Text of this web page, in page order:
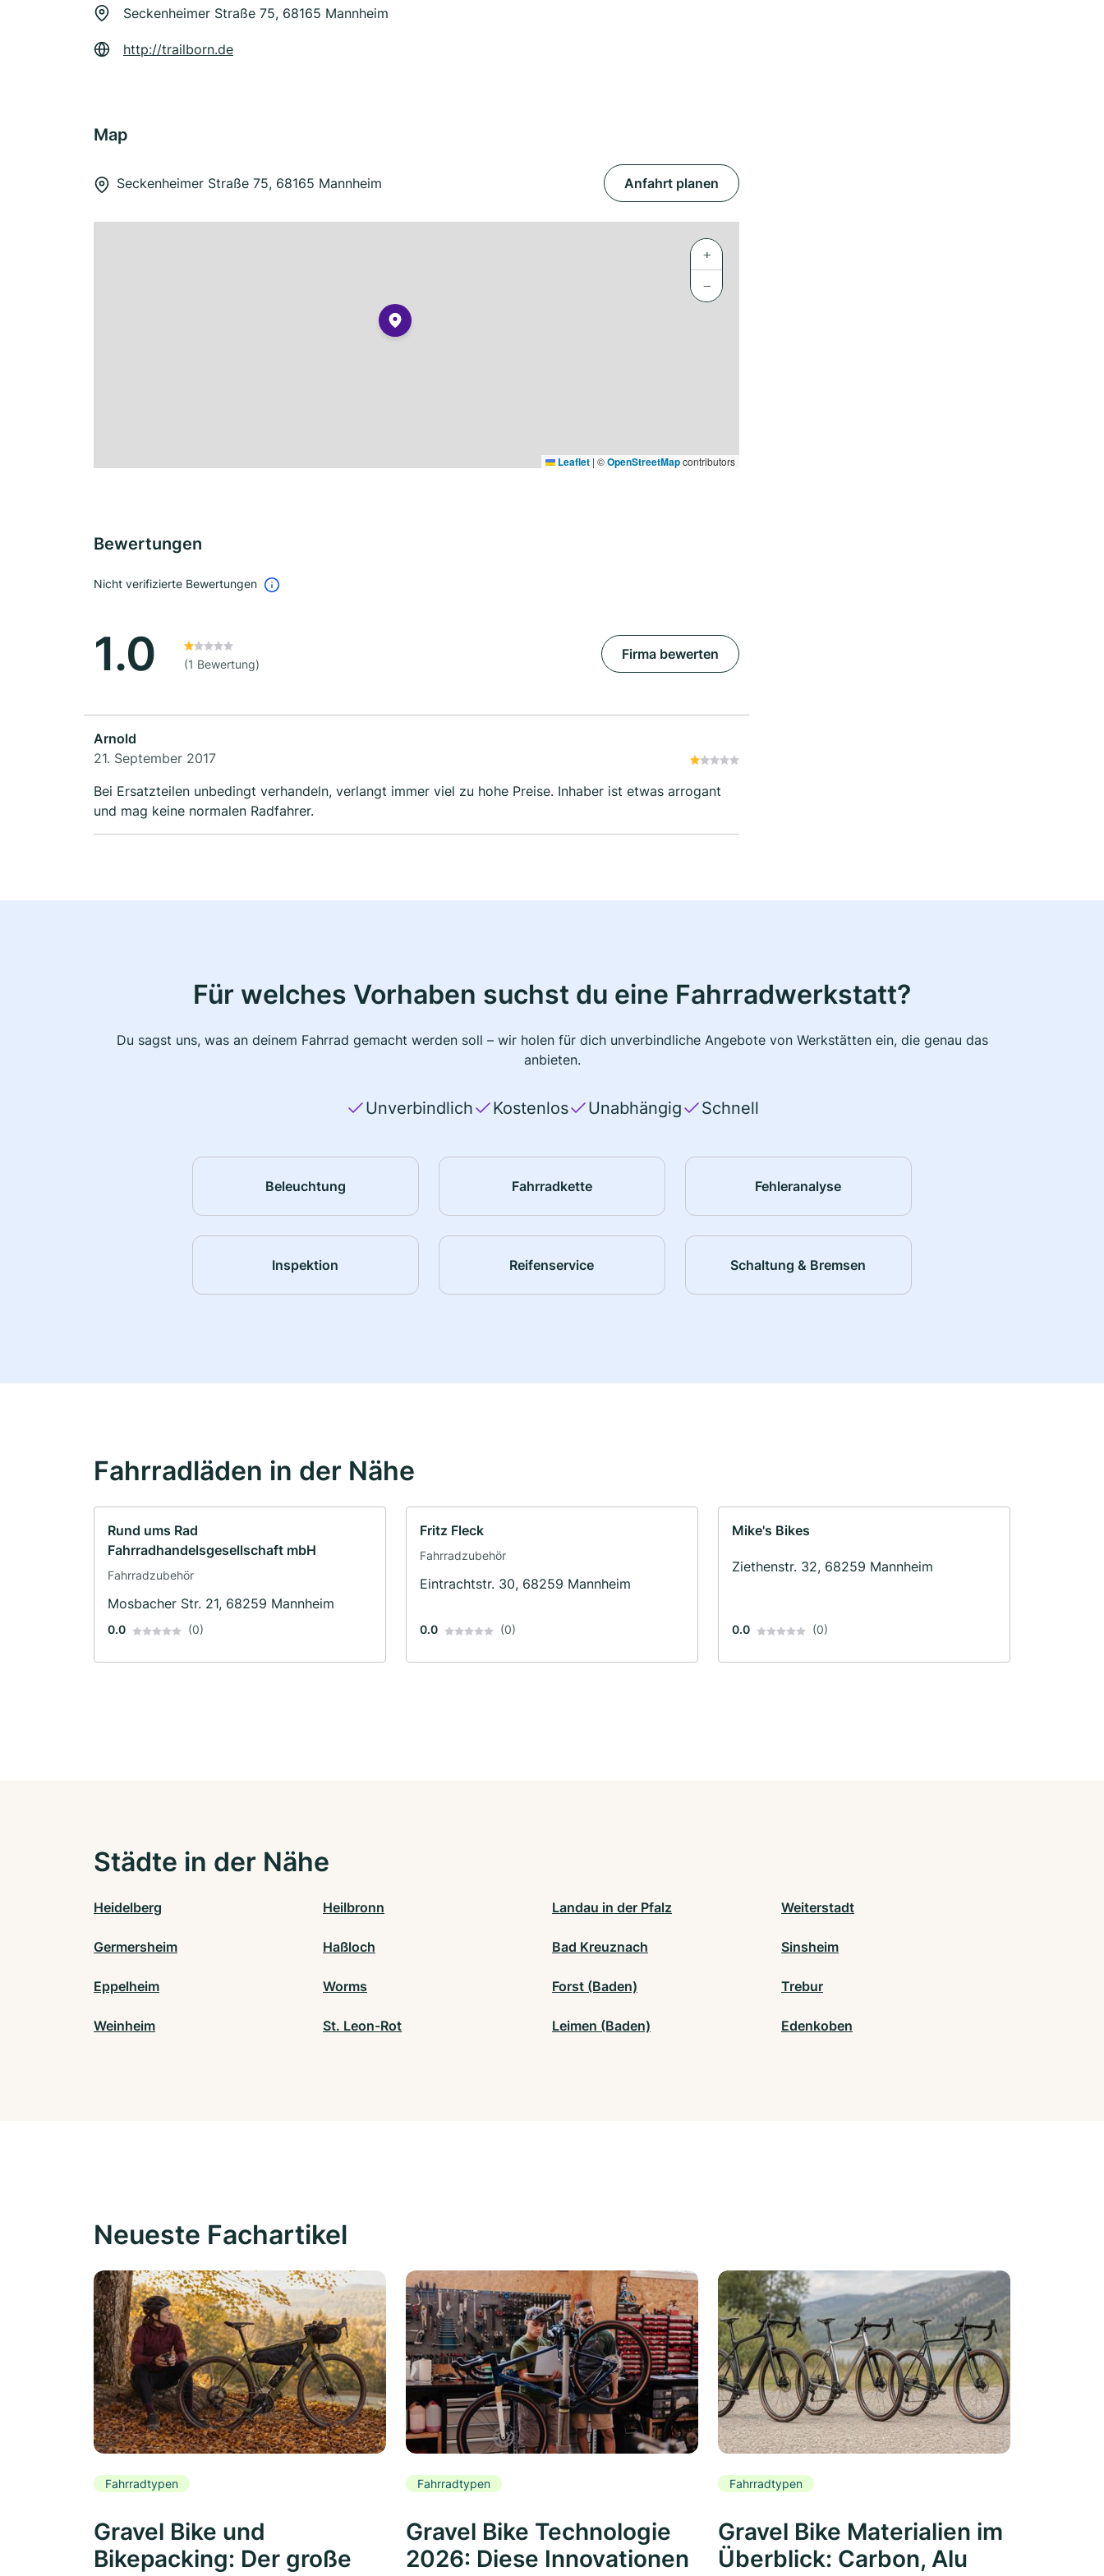
Seckenheimer Straße 75, 68165 Mannheim
http://trailborn.de
Map
Seckenheimer Straße 75, 68165 Mannheim Anfahrt planen
+
−
Leaflet | ©OpenStreetMapcontributors
Bewertungen
Nicht verifizierte Bewertungen
1.0 (1 Bewertung)
Firma bewerten
Arnold
21. September 2017
Bei Ersatzteilen unbedingt verhandeln, verlangt immer viel zu hohe Preise. Inhaber ist etwas arrogant
und mag keine normalen Radfahrer.
Für welches Vorhaben suchst du eine Fahrradwerkstatt?
Du sagst uns, was an deinem Fahrrad gemacht werden soll – wir holen für dich unverbindliche Angebote von Werkstätten ein, die genau das
anbieten.
Unverbindlich Kostenlos Unabhängig Schnell
Beleuchtung Fahrradkette Fehleranalyse
Inspektion Reifenservice Schaltung & Bremsen
Fahrradläden in der Nähe
Rund ums Rad
Fahrradhandelsgesellschaft mbH
Fahrradzubehör
Mosbacher Str. 21, 68259 Mannheim
0.0 (0)
Fritz Fleck
Fahrradzubehör
Eintrachtstr. 30, 68259 Mannheim
0.0 (0)
Mike's Bikes
Ziethenstr. 32, 68259 Mannheim
0.0 (0)
Städte in der Nähe
Heidelberg Heilbronn Landau in der Pfalz Weiterstadt
Germersheim Haßloch Bad Kreuznach Sinsheim
Eppelheim Worms Forst (Baden) Trebur
Weinheim St. Leon-Rot Leimen (Baden) Edenkoben
Neueste Fachartikel
Fahrradtypen
Gravel Bike und
Bikepacking: Der große
Fahrradtypen
Gravel Bike Technologie
2026: Diese Innovationen
Fahrradtypen
Gravel Bike Materialien im
Überblick: Carbon, Alu